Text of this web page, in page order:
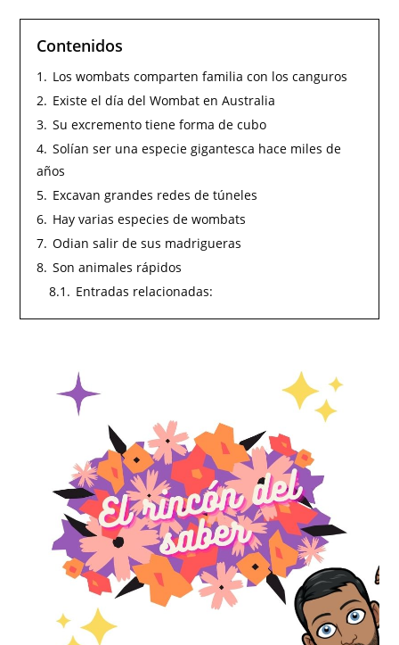
Contenidos
1. Los wombats comparten familia con los canguros
2. Existe el día del Wombat en Australia
3. Su excremento tiene forma de cubo
4. Solían ser una especie gigantesca hace miles de
años
5. Excavan grandes redes de túneles
6. Hay varias especies de wombats
7. Odian salir de sus madrigueras
8. Son animales rápidos
8.1. Entradas relacionadas: